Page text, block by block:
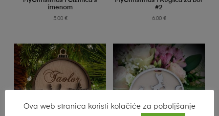
imenom
5.00 €
#2
6.00 €
Ova web stranica koristi kolačiće za poboljšanje